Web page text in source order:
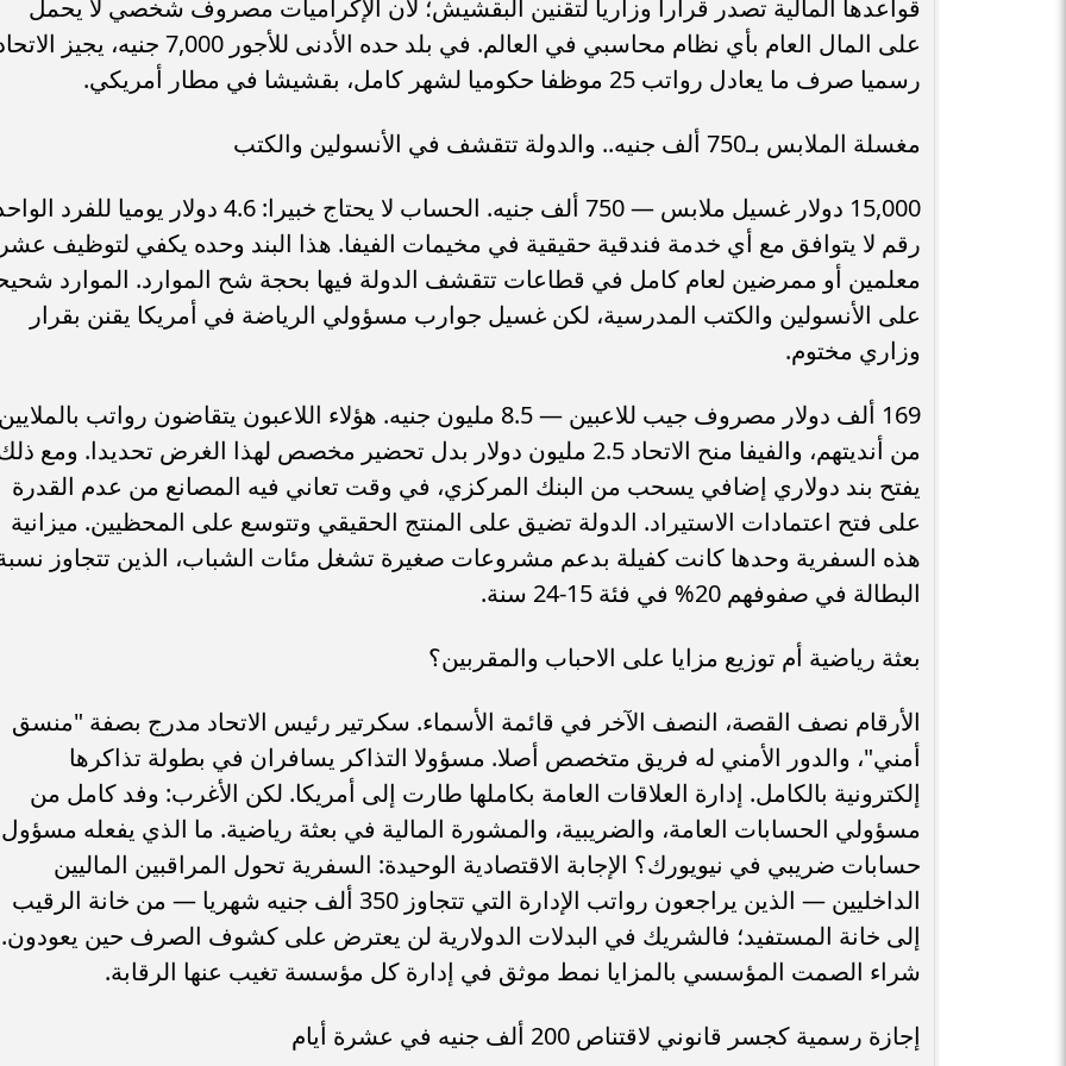
قواعدها المالية تصدر قرارا وزاريا لتقنين البقشيش؛ لأن الإكراميات مصروف شخصي لا يحمل
على المال العام بأي نظام محاسبي في العالم. في بلد حده الأدنى للأجور 7,000 جنيه، يجيز
رسميا صرف ما يعادل رواتب 25 موظفا حكوميا لشهر كامل، بقشيشا في مطار أمريكي.
مغسلة الملابس بـ750 ألف جنيه.. والدولة تتقشف في الأنسولين والكتب
15,000 دولار غسيل ملابس — 750 ألف جنيه. الحساب لا يحتاج خبيرا: 4.6 دولار يوميا للفرد
رقم لا يتوافق مع أي خدمة فندقية حقيقية في مخيمات الفيفا. هذا البند وحده يكفي لتوظيف
معلمين أو ممرضين لعام كامل في قطاعات تتقشف الدولة فيها بحجة شح الموارد. الموارد
على الأنسولين والكتب المدرسية، لكن غسيل جوارب مسؤولي الرياضة في أمريكا يقنن بقرار
وزاري مختوم.
169 ألف دولار مصروف جيب للاعبين — 8.5 مليون جنيه. هؤلاء اللاعبون يتقاضون رواتب بالملايين
من أنديتهم، والفيفا منح الاتحاد 2.5 مليون دولار بدل تحضير مخصص لهذا الغرض تحديدا. ومع
يفتح بند دولاري إضافي يسحب من البنك المركزي، في وقت تعاني فيه المصانع من عدم القدرة
على فتح اعتمادات الاستيراد. الدولة تضيق على المنتج الحقيقي وتتوسع على المحظيين. ميزانية
هذه السفرية وحدها كانت كفيلة بدعم مشروعات صغيرة تشغل مئات الشباب، الذين تتجاوز
البطالة في صفوفهم 20% في فئة 15-24 سنة.
بعثة رياضية أم توزيع مزايا على الاحباب والمقربين؟
الأرقام نصف القصة، النصف الآخر في قائمة الأسماء. سكرتير رئيس الاتحاد مدرج بصفة "منسق
أمني"، والدور الأمني له فريق متخصص أصلا. مسؤولا التذاكر يسافران في بطولة تذاكرها
إلكترونية بالكامل. إدارة العلاقات العامة بكاملها طارت إلى أمريكا. لكن الأغرب: وفد كامل من
مسؤولي الحسابات العامة، والضريبية، والمشورة المالية في بعثة رياضية. ما الذي يفعله مسؤول
حسابات ضريبي في نيويورك؟ الإجابة الاقتصادية الوحيدة: السفرية تحول المراقبين الماليين
الداخليين — الذين يراجعون رواتب الإدارة التي تتجاوز 350 ألف جنيه شهريا — من خانة الرقيب
إلى خانة المستفيد؛ فالشريك في البدلات الدولارية لن يعترض على كشوف الصرف حين يعودون.
شراء الصمت المؤسسي بالمزايا نمط موثق في إدارة كل مؤسسة تغيب عنها الرقابة.
إجازة رسمية كجسر قانوني لاقتناص 200 ألف جنيه في عشرة أيام